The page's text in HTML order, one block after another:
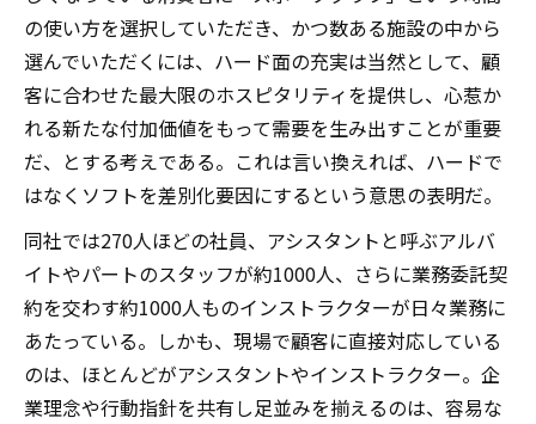
の使い方を選択していただき、かつ数ある施設の中から
選んでいただくには、ハード面の充実は当然として、顧
客に合わせた最大限のホスピタリティを提供し、心惹か
れる新たな付加価値をもって需要を生み出すことが重要
だ、とする考えである。これは言い換えれば、ハードで
はなくソフトを差別化要因にするという意思の表明だ。
同社では270人ほどの社員、アシスタントと呼ぶアルバ
イトやパートのスタッフが約1000人、さらに業務委託契
約を交わす約1000人ものインストラクターが日々業務に
あたっている。しかも、現場で顧客に直接対応している
のは、ほとんどがアシスタントやインストラクター。企
業理念や行動指針を共有し足並みを揃えるのは、容易な